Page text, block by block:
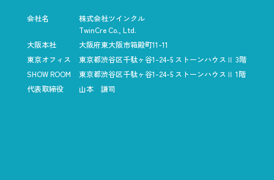
会社名
株式会社ツインクル
TwinCre Co., Ltd.
大阪本社
大阪府東大阪市箱殿町11-11
東京オフィス
東京都渋谷区千駄ヶ谷1-24-5 ストーンハウスⅡ 3階
SHOW ROOM
東京都渋谷区千駄ヶ谷1-24-5 ストーンハウスⅡ 1階
代表取締役
山本 謙司